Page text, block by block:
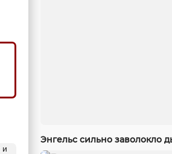
Энгельс сильно заволокло